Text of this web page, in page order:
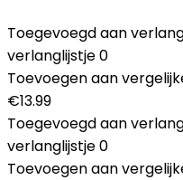
Toegevoegd aan
verlanglijstje0
Toevoegen aan
€13.99
Toegevoegd aan
verlanglijstje0
Toevoegen aan